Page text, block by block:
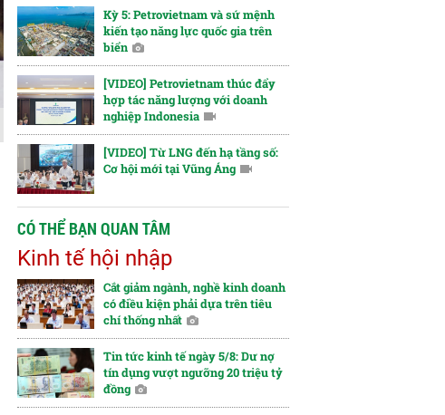
Kỳ 5: Petrovietnam và sứ mệnh
kiến tạo năng lực quốc gia trên
biển
[VIDEO] Petrovietnam thúc đẩy
hợp tác năng lượng với doanh
nghiệp Indonesia
[VIDEO] Từ LNG đến hạ tầng số:
Cơ hội mới tại Vũng Áng
CÓ THỂ BẠN QUAN TÂM
Kinh tế hội nhập
Cắt giảm ngành, nghề kinh doanh
có điều kiện phải dựa trên tiêu
chí thống nhất
Tin tức kinh tế ngày 5/8: Dư nợ
tín dụng vượt ngưỡng 20 triệu tỷ
đồng